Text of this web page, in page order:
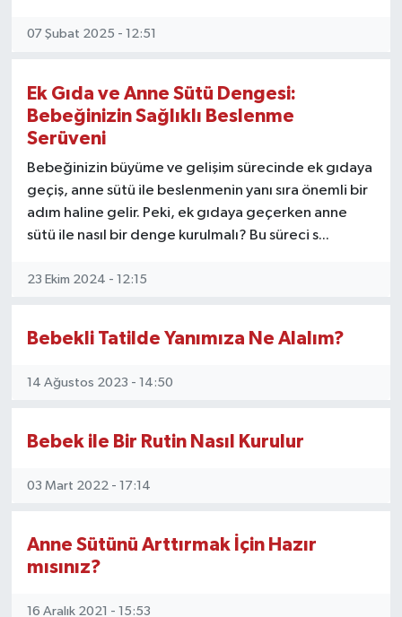
07 Şubat 2025 - 12:51
Ek Gıda ve Anne Sütü Dengesi:
Bebeğinizin Sağlıklı Beslenme
Serüveni
Bebeğinizin büyüme ve gelişim sürecinde ek gıdaya
geçiş, anne sütü ile beslenmenin yanı sıra önemli bir
adım haline gelir. Peki, ek gıdaya geçerken anne
sütü ile nasıl bir denge kurulmalı? Bu süreci s...
23 Ekim 2024 - 12:15
Bebekli Tatilde Yanımıza Ne Alalım?
14 Ağustos 2023 - 14:50
Bebek ile Bir Rutin Nasıl Kurulur
03 Mart 2022 - 17:14
Anne Sütünü Arttırmak İçin Hazır
mısınız?
16 Aralık 2021 - 15:53